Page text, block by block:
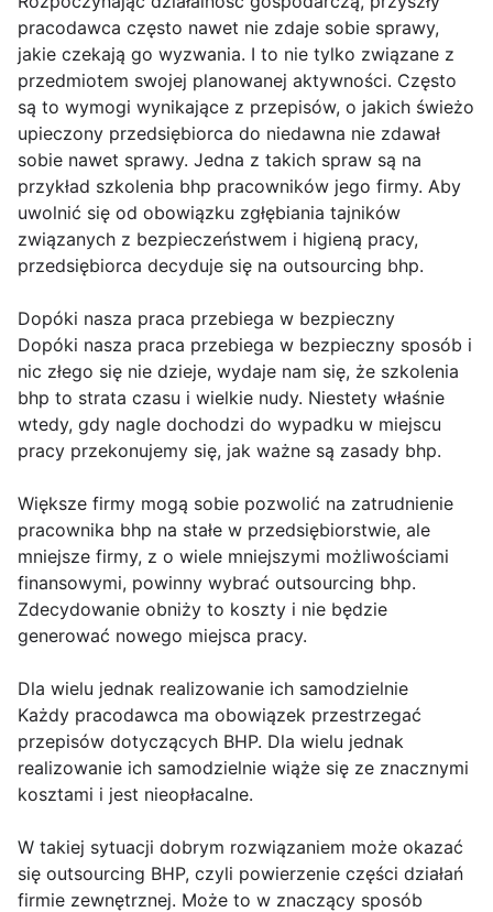
pracodawca często nawet nie zdaje sobie sprawy,
jakie czekają go wyzwania. I to nie tylko związane z
przedmiotem swojej planowanej aktywności. Często
są to wymogi wynikające z przepisów, o jakich świeżo
upieczony przedsiębiorca do niedawna nie zdawał
sobie nawet sprawy. Jedna z takich spraw są na
przykład szkolenia bhp pracowników jego firmy. Aby
uwolnić się od obowiązku zgłębiania tajników
związanych z bezpieczeństwem i higieną pracy,
przedsiębiorca decyduje się na outsourcing bhp.
Dopóki nasza praca przebiega w bezpieczny
Dopóki nasza praca przebiega w bezpieczny sposób i
nic złego się nie dzieje, wydaje nam się, że szkolenia
bhp to strata czasu i wielkie nudy. Niestety właśnie
wtedy, gdy nagle dochodzi do wypadku w miejscu
pracy przekonujemy się, jak ważne są zasady bhp.
Większe firmy mogą sobie pozwolić na zatrudnienie
pracownika bhp na stałe w przedsiębiorstwie, ale
mniejsze firmy, z o wiele mniejszymi możliwościami
finansowymi, powinny wybrać outsourcing bhp.
Zdecydowanie obniży to koszty i nie będzie
generować nowego miejsca pracy.
Dla wielu jednak realizowanie ich samodzielnie
Każdy pracodawca ma obowiązek przestrzegać
przepisów dotyczących BHP. Dla wielu jednak
realizowanie ich samodzielnie wiąże się ze znacznymi
kosztami i jest nieopłacalne.
W takiej sytuacji dobrym rozwiązaniem może okazać
się outsourcing BHP, czyli powierzenie części działań
firmie zewnętrznej. Może to w znaczący sposób